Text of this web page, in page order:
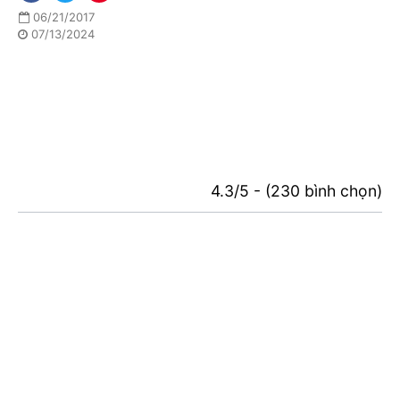
06/21/2017
07/13/2024
4.3/5 - (230 bình chọn)